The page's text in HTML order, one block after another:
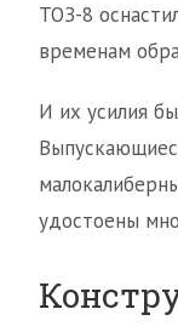
ТОЗ-8
временам
И их усилия
удостоены